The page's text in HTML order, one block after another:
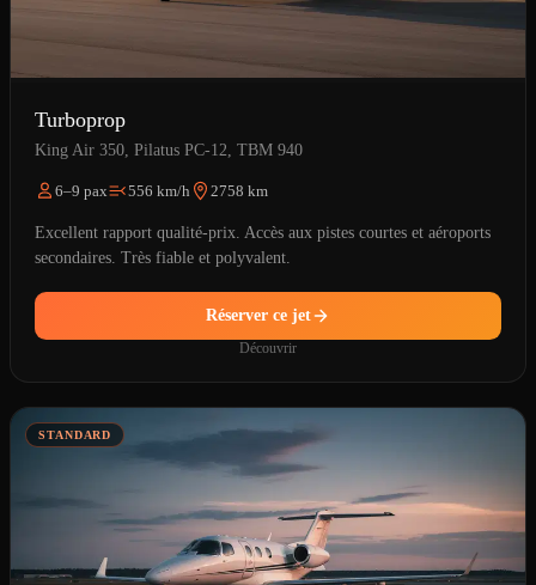
Turboprop
King Air 350, Pilatus PC-12, TBM 940
6–9 pax 556 km/h 2758 km
Excellent rapport qualité-prix. Accès aux pistes courtes et aéroports
secondaires. Très fiable et polyvalent.
Réserver ce jet
Découvrir
STANDARD